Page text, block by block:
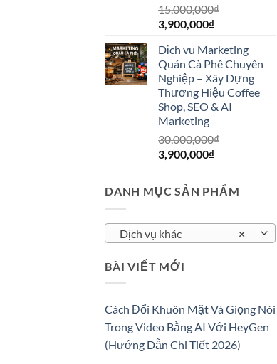
15,000,000₫
Giá
là:
15,000,000₫.
3,900,000₫Giá
tại
là:
3,900,000₫.
Dịch vụ Marketing
Quán Cà Phê Chuyên
Nghiệp – Xây Dựng
Thương Hiệu Coffee
Shop, SEO & AI
Marketing
30,000,000₫
Giá
30,000,000₫.
3,900,000₫Giá
tại
là:
DANH MỤC SẢN PHẨM
×
Dịch vụ khác
BÀI VIẾT MỚI
Cách Đổi Khuôn Mặt Và Giọng Nói
Trong Video Bằng AI Với HeyGen
(Hướng Dẫn Chi Tiết 2026)